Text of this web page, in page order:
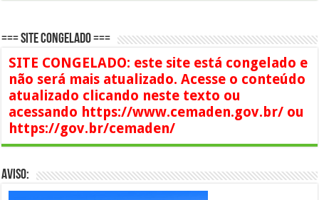
=== SITE CONGELADO ===
SITE CONGELADO: este site está congelado e
não será mais atualizado. Acesse o conteúdo
atualizado clicando neste texto ou
acessando https://www.cemaden.gov.br/ ou
https://gov.br/cemaden/
AVISO: